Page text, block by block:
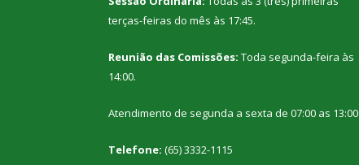
terças-feiras do mês às 17:45.
Reunião das Comissões: Toda segunda-feira às
14:00.
Atendimento de segunda a sexta de 07:00 as 13:00
Telefone: (65) 3332-1115